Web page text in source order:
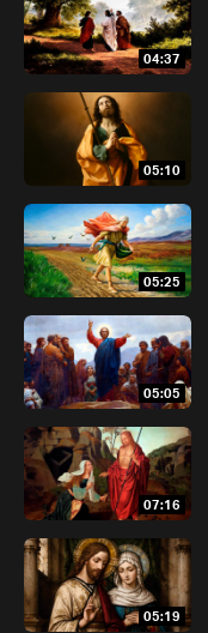
04:37
05:10
05:25
05:05
07:16
05:19